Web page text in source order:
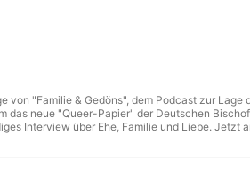
"Familie & Gedöns", dem Podcast zur
neue "Queer-Papier" der Deutschen
Interview über Ehe, Familie und Liebe. Jetzt